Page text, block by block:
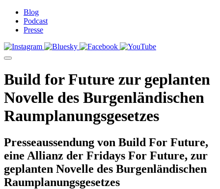
Blog
Podcast
Presse
Build for Future zur geplanten
Novelle des Burgenländischen
Raumplanungsgesetzes
Presseaussendung von Build For Future,
eine Allianz der Fridays For Future, zur
geplanten Novelle des Burgenländischen
Raumplanungsgesetzes